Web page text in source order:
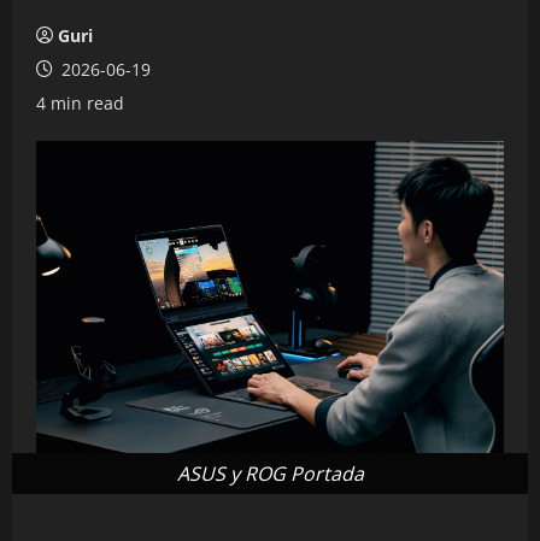
Guri
2026-06-19
4 min read
ASUS y ROG Portada